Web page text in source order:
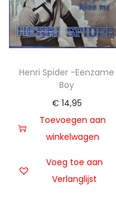
Henri Spider -Eenzame
Boy
€ 14,95
Toevoegen aan
winkelwagen
Voeg toe aan
Verlanglijst